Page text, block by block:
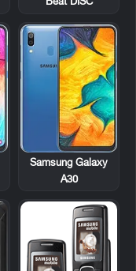
Beat DISC
Samsung Galaxy
A30